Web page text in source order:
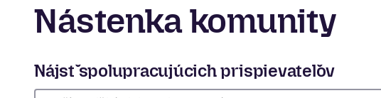
Nástenka komunity
Nájsť spolupracujúcich prispievateľov